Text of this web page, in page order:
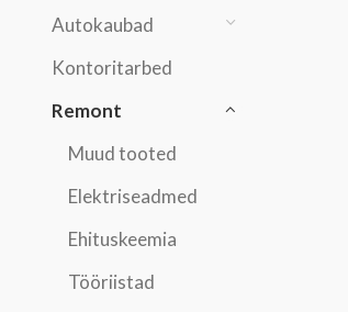
Autokaubad
Kontoritarbed
Remont
Muud tooted
Elektriseadmed
Ehituskeemia
Tööriistad